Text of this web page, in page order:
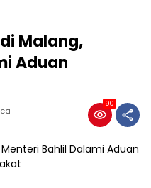
Malang,
Aduan
90